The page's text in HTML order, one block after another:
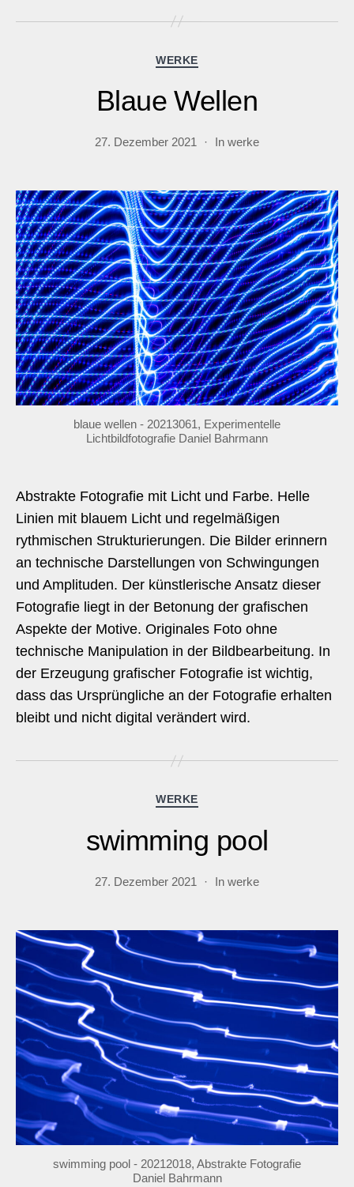
Kategorien
WERKE
Blaue Wellen
27. Dezember 2021 In werke
blaue wellen - 20213061, Experimentelle
Lichtbildfotografie Daniel Bahrmann
Abstrakte Fotografie mit Licht und Farbe. Helle
Linien mit blauem Licht und regelmäßigen
rythmischen Strukturierungen. Die Bilder erinnern
an technische Darstellungen von Schwingungen
und Amplituden. Der künstlerische Ansatz dieser
Fotografie liegt in der Betonung der grafischen
Aspekte der Motive. Originales Foto ohne
technische Manipulation in der Bildbearbeitung. In
der Erzeugung grafischer Fotografie ist wichtig,
dass das Ursprüngliche an der Fotografie erhalten
bleibt und nicht digital verändert wird.
Kategorien
WERKE
swimming pool
27. Dezember 2021 In werke
swimming pool - 20212018, Abstrakte Fotografie
Daniel Bahrmann